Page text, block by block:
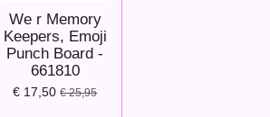
We r Memory
Keepers, Emoji
Punch Board -
661810
€ 17,50 € 25,95